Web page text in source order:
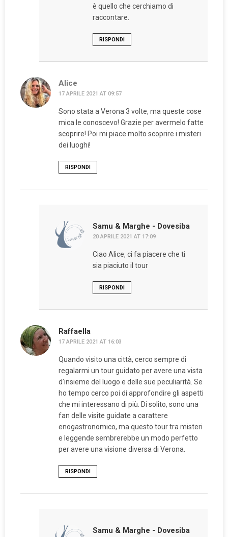
è quello che cerchiamo di
raccontare.
RISPONDI
Alice
17 APRILE 2021 AT 09:57
Sono stata a Verona 3 volte, ma queste cose
mica le conoscevo! Grazie per avermelo fatte
scoprire! Poi mi piace molto scoprire i misteri
dei luoghi!
RISPONDI
Samu & Marghe - Dovesiba
20 APRILE 2021 AT 17:09
Ciao Alice, ci fa piacere che ti
sia piaciuto il tour
RISPONDI
Raffaella
17 APRILE 2021 AT 16:03
Quando visito una città, cerco sempre di
regalarmi un tour guidato per avere una vista
d’insieme del luogo e delle sue peculiarità. Se
ho tempo cerco poi di approfondire gli aspetti
che mi interessano di più. Di solito, sono una
fan delle visite guidate a carattere
enogastronomico, ma questo tour tra misteri
e leggende sembrerebbe un modo perfetto
per avere una visione diversa di Verona.
RISPONDI
Samu & Marghe - Dovesiba